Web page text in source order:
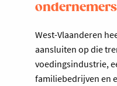
ondernemers
West-Vlaanderen
aansluiten op die
voedingsindustrie,
familiebedrijven en